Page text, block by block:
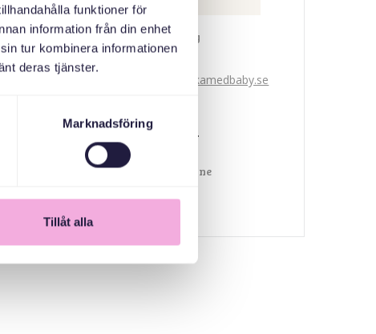
funktioner för
information från din enhet
tur kombinera informationen
deras tjänster.
Marknadsföring
Tillåt alla
Svenska med baby
bokningen@svenskamedbaby.se
MEDARRANGÖRER
Länsstyrelsen Skåne